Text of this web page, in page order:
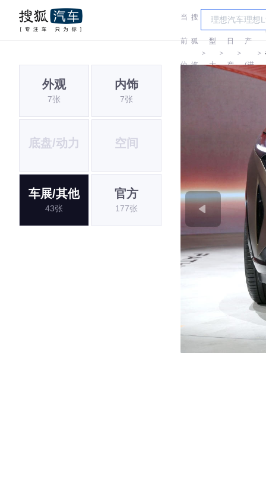
当
前
位
搜
狐
汽
＞
车
型
大
＞
日
产
＞
日
产
(进
＞
外观
7张
内饰
7张
底盘/动力 空间
车展/其他
43张
官方
177张